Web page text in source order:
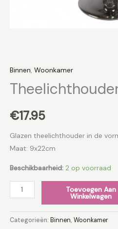
Binnen, Woonkamer
€17.95
Glazen theelichthouder in de
Maat: 9x22cm
Beschikbaarheid: 2 op voorraad
Toevoegen Aan
Winkelwagen
Categorieën: Binnen, Woonkamer